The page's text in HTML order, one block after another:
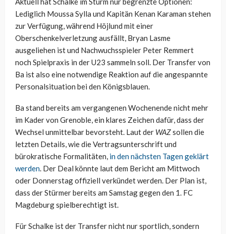
Lediglich Moussa Sylla und Kapitän Kenan Karaman stehen
zur Verfügung, während Höjlund mit einer
Oberschenkelverletzung ausfällt, Bryan Lasme
ausgeliehen ist und Nachwuchsspieler Peter Remmert
noch Spielpraxis in der U23 sammeln soll. Der Transfer von
Ba ist also eine notwendige Reaktion auf die angespannte
Personalsituation bei den Königsblauen.
Ba stand bereits am vergangenen Wochenende nicht mehr
im Kader von Grenoble, ein klares Zeichen dafür, dass der
Wechsel unmittelbar bevorsteht. Laut der WAZsollen die
letzten Details, wie die Vertragsunterschrift und
bürokratische Formalitäten, in den nächsten Tagen geklärt
werden. Der Deal könnte laut dem Bericht am Mittwoch
oder Donnerstag offiziell verkündet werden. Der Plan ist,
dass der Stürmer bereits am Samstag gegen den 1. FC
Magdeburg spielberechtigt ist.
Für Schalke ist der Transfer nicht nur sportlich, sondern